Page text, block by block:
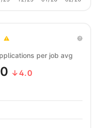
per job avg
↓4.0